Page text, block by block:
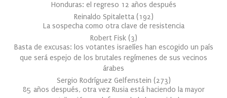
Honduras: el regreso 12 años después
Reinaldo Spitaletta (192)
La sospecha como otra clave de resistencia
Robert Fisk (3)
Basta de excusas: los votantes israelíes han escogido un país
que será espejo de los brutales regímenes de sus vecinos
árabes
Sergio Rodríguez Gelfenstein (273)
85 años después, otra vez Rusia está haciendo la mayor